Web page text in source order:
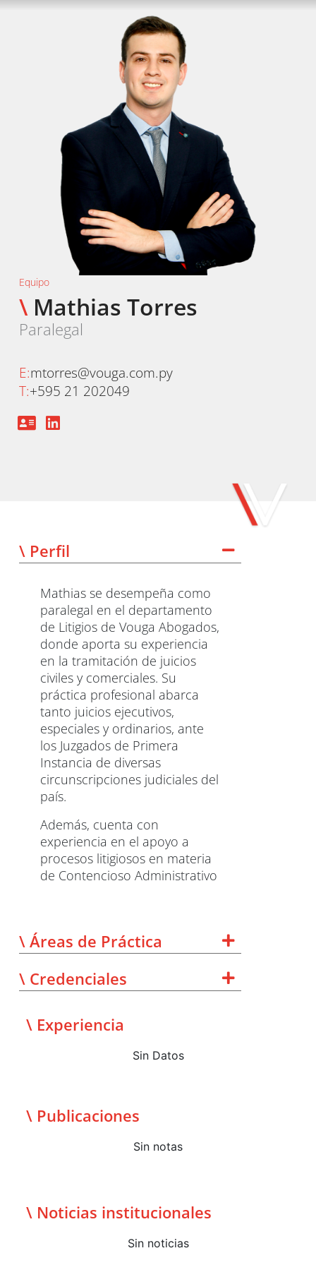
Equipo
\Mathias Torres
Paralegal
E:mtorres@vouga.com.py
T:+595 21 202049
\ Perfil
Mathias se desempeña como
paralegal en el departamento
de Litigios de Vouga Abogados,
donde aporta su experiencia
en la tramitación de juicios
civiles y comerciales. Su
práctica profesional abarca
tanto juicios ejecutivos,
especiales y ordinarios, ante
los Juzgados de Primera
Instancia de diversas
circunscripciones judiciales del
país.
Además, cuenta con
experiencia en el apoyo a
procesos litigiosos en materia
de Contencioso Administrativo
\ Áreas de Práctica
\ Credenciales
\ Experiencia
Sin Datos
\ Publicaciones
Sin notas
\ Noticias institucionales
Sin noticias